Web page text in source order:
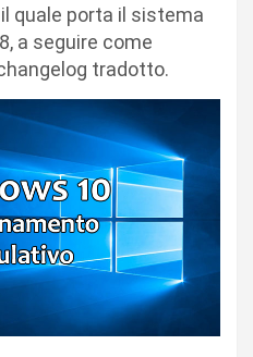
il quale porta il sistema
a seguire come
tradotto.